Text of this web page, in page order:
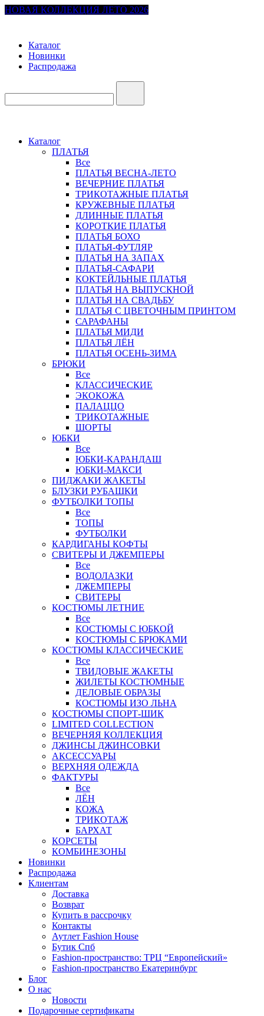
НОВАЯ КОЛЛЕКЦИЯ ЛЕТО 2026
Каталог
Новинки
Распродажа
Каталог
ПЛАТЬЯ
Все
ПЛАТЬЯ ВЕСНА-ЛЕТО
ВЕЧЕРНИЕ ПЛАТЬЯ
ТРИКОТАЖНЫЕ ПЛАТЬЯ
КРУЖЕВНЫЕ ПЛАТЬЯ
ДЛИННЫЕ ПЛАТЬЯ
КОРОТКИЕ ПЛАТЬЯ
ПЛАТЬЯ БОХО
ПЛАТЬЯ-ФУТЛЯР
ПЛАТЬЯ НА ЗАПАХ
ПЛАТЬЯ-САФАРИ
КОКТЕЙЛЬНЫЕ ПЛАТЬЯ
ПЛАТЬЯ НА ВЫПУСКНОЙ
ПЛАТЬЯ НА СВАДЬБУ
ПЛАТЬЯ С ЦВЕТОЧНЫМ ПРИНТОМ
САРАФАНЫ
ПЛАТЬЯ МИДИ
ПЛАТЬЯ ЛЁН
ПЛАТЬЯ ОСЕНЬ-ЗИМА
БРЮКИ
Все
КЛАССИЧЕСКИЕ
ЭКОКОЖА
ПАЛАЦЦО
ТРИКОТАЖНЫЕ
ШОРТЫ
ЮБКИ
Все
ЮБКИ-КАРАНДАШ
ЮБКИ-МАКСИ
ПИДЖАКИ ЖАКЕТЫ
БЛУЗКИ РУБАШКИ
ФУТБОЛКИ ТОПЫ
Все
ТОПЫ
ФУТБОЛКИ
КАРДИГАНЫ КОФТЫ
СВИТЕРЫ И ДЖЕМПЕРЫ
Все
ВОДОЛАЗКИ
ДЖЕМПЕРЫ
СВИТЕРЫ
КОСТЮМЫ ЛЕТНИЕ
Все
КОСТЮМЫ С ЮБКОЙ
КОСТЮМЫ С БРЮКАМИ
КОСТЮМЫ КЛАССИЧЕСКИЕ
Все
ТВИДОВЫЕ ЖАКЕТЫ
ЖИЛЕТЫ КОСТЮМНЫЕ
ДЕЛОВЫЕ ОБРАЗЫ
КОСТЮМЫ ИЗО ЛЬНА
КОСТЮМЫ СПОРТ-ШИК
LIMITED COLLECTION
ВЕЧЕРНЯЯ КОЛЛЕКЦИЯ
ДЖИНСЫ ДЖИНСОВКИ
АКСЕССУАРЫ
ВЕРХНЯЯ ОДЕЖДА
ФАКТУРЫ
Все
ЛЁН
КОЖА
ТРИКОТАЖ
БАРХАТ
КОРСЕТЫ
КОМБИНЕЗОНЫ
Новинки
Распродажа
Клиентам
Доставка
Возврат
Купить в рассрочку
Контакты
Аутлет Fashion House
Бутик Спб
Fashion-пространство: ТРЦ “Европейский»
Fashion-пространство Екатеринбург
Блог
О нас
Новости
Подарочные сертификаты